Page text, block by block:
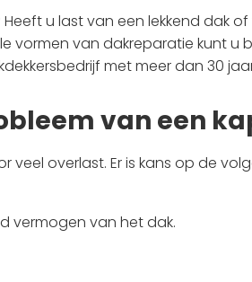
u last van een lekkend dak
vormen van dakreparatie kunt u
met meer dan 30
van een
veel overlast. Er is kans op de
vermogen van het dak.